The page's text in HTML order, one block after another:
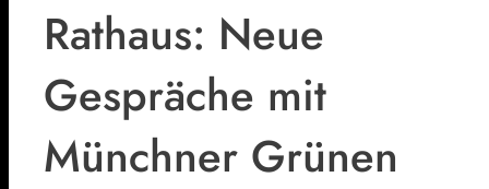
Rathaus: Neue
Gespräche mit
Münchner Grünen